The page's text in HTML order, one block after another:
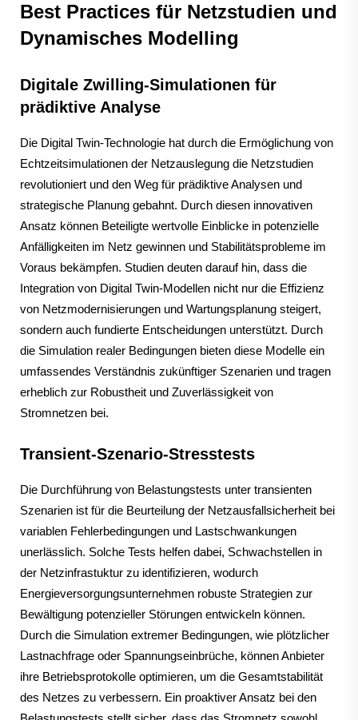
Best Practices für Netzstudien und
Dynamisches Modelling
Digitale Zwilling-Simulationen für
prädiktive Analyse
Die Digital Twin-Technologie hat durch die Ermöglichung von
Echtzeitsimulationen der Netzauslegung die Netzstudien
revolutioniert und den Weg für prädiktive Analysen und
strategische Planung gebahnt. Durch diesen innovativen
Ansatz können Beteiligte wertvolle Einblicke in potenzielle
Anfälligkeiten im Netz gewinnen und Stabilitätsprobleme im
Voraus bekämpfen. Studien deuten darauf hin, dass die
Integration von Digital Twin-Modellen nicht nur die Effizienz
von Netzmodernisierungen und Wartungsplanung steigert,
sondern auch fundierte Entscheidungen unterstützt. Durch
die Simulation realer Bedingungen bieten diese Modelle ein
umfassendes Verständnis zukünftiger Szenarien und tragen
erheblich zur Robustheit und Zuverlässigkeit von
Stromnetzen bei.
Transient-Szenario-Stresstests
Die Durchführung von Belastungstests unter transienten
Szenarien ist für die Beurteilung der Netzausfallsicherheit bei
variablen Fehlerbedingungen und Lastschwankungen
unerlässlich. Solche Tests helfen dabei, Schwachstellen in
der Netzinfrastuktur zu identifizieren, wodurch
Energieversorgungsunternehmen robuste Strategien zur
Bewältigung potenzieller Störungen entwickeln können.
Durch die Simulation extremer Bedingungen, wie plötzlicher
Lastnachfrage oder Spannungseinbrüche, können Anbieter
ihre Betriebsprotokolle optimieren, um die Gesamtstabilität
des Netzes zu verbessern. Ein proaktiver Ansatz bei den